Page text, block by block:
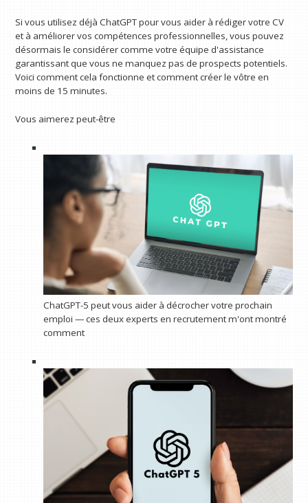
Si vous utilisez déjà ChatGPT pour vous aider à rédiger votre CV
et à améliorer vos compétences professionnelles, vous pouvez
désormais le considérer comme votre équipe d'assistance
garantissant que vous ne manquez pas de prospects potentiels.
Voici comment cela fonctionne et comment créer le vôtre en
moins de 15 minutes.
Vous aimerez peut-être
ChatGPT-5 peut vous aider à décrocher votre prochain
emploi — ces deux experts en recrutement m'ont montré
comment